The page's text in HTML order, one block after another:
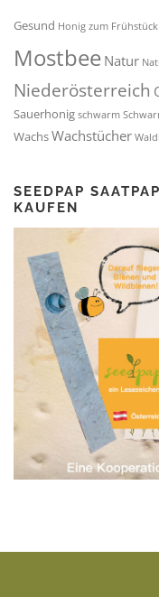
Gesund Honig zum Frühstück
MostbeeNatur
Niederösterreich
Sauerhonig schwarm
WachsWachstücher
SEEDPAP
KAUFEN